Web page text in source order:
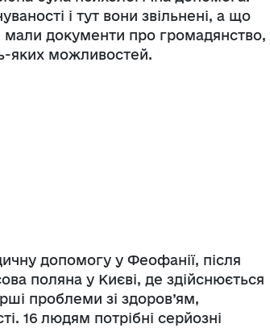
і тут вони звільнені, а що
мали документи про громадянство,
яких можливостей.
допомогу у Феофанії, після
поляна у Києві, де здійснюється
проблеми зі здоров’ям,
16 людям потрібні серйозні